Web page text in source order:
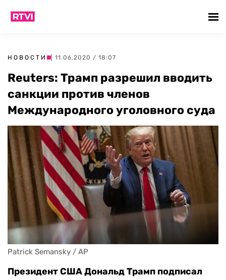
НОВОСТИ | 11.06.2020 / 18:07
Reuters: Трамп разрешил вводить
санкции против членов
Международного уголовного суда
Patrick Semansky / AP
Президент США Дональд Трамп подписал